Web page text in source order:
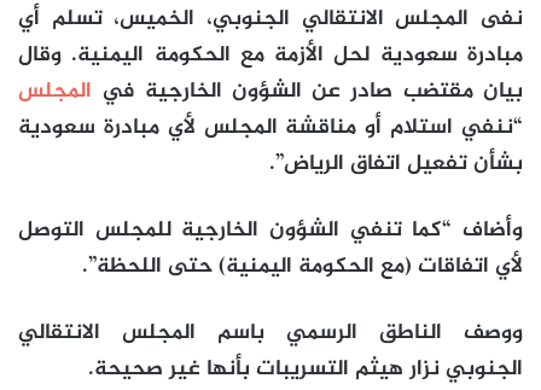
نفى المجلس الانتقالي الجنوبي، الخميس، تسلم أي
مبادرة سعودية لحل الأزمة مع الحكومة اليمنية. وقال
بيان مقتضب صادر عن الشؤون الخارجية في المجلس
“ننفي استلام أو مناقشة المجلس لأي مبادرة سعودية
بشأن تفعيل اتفاق الرياض”.
وأضاف “كما تنفي الشؤون الخارجية للمجلس التوصل
لأي اتفاقات (مع الحكومة اليمنية) حتى اللحظة”.
ووصف الناطق الرسمي باسم المجلس الانتقالي
الجنوبي نزار هيثم التسريبات بأنها غير صحيحة.